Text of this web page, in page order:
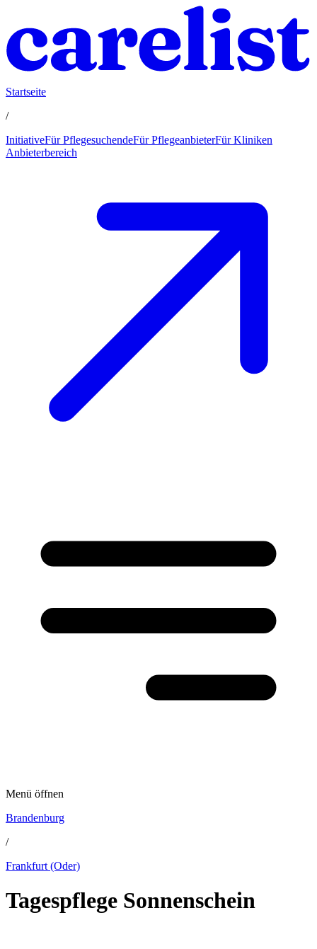
Startseite
/
InitiativeFür PflegesuchendeFür PflegeanbieterFür Kliniken
Anbieterbereich
Menü öffnen
Brandenburg
/
Frankfurt (Oder)
Tagespflege Sonnenschein